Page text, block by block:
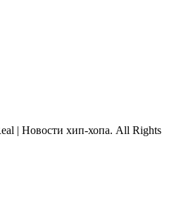
| Новости хип-хопа. All Rights